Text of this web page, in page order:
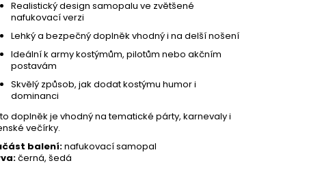
Realistický design samopalu ve zvětšené
nafukovací verzi
Lehký a bezpečný doplněk vhodný i na delší nošení
Ideální k army kostýmům, pilotům nebo akčním
postavám
Skvělý způsob, jak dodat kostýmu humor i
dominanci
doplněk je vhodný na tematické párty, karnevaly i
večírky.
balení:nafukovací samopal
černá, šedá